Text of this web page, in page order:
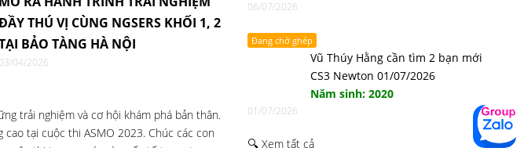
THÚ VỊ CÙNG NGSERS KHỐI 1, 2
BẢO TÀNG HÀ NỘI
03/04/2026
trải nghiệm và cơ hội khám phá bản thân.
tại cuộc thi ASMO 2023. Chúc các con
06/07/2026
Đang chờ ghép
Vũ Thúy Hằng cần tìm 2 bạn mới
CS3 Newton 01/07/2026
Năm sinh: 2020
01/07/2026
🔍 Xem tất cả